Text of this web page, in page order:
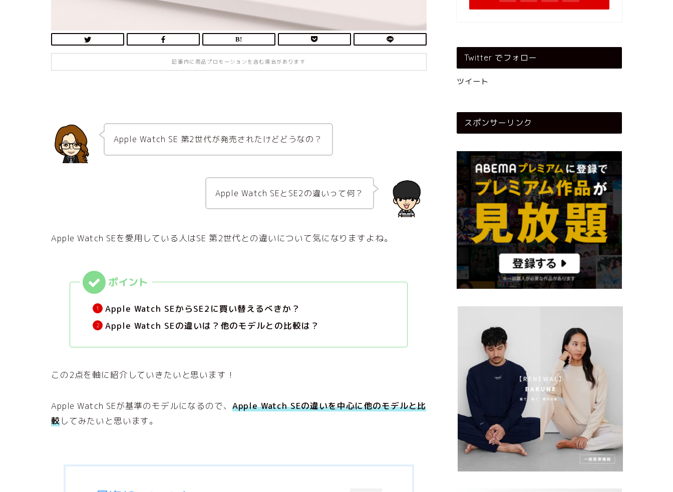
記事内に商品プロモーションを含む場合があります
Apple Watch SE 第2世代が発売されたけどどうなの？
Apple Watch SEとSE2の違いって何？
Apple Watch SEを愛用している人はSE 第2世代との違いについて気になりますよね。
Apple Watch SEからSE2に買い替えるべきか？
Apple Watch SEの違いは？他のモデルとの比較は？
この2点を軸に紹介していきたいと思います！
Apple Watch SEが基準のモデルになるので、 Apple Watch SEの違いを中心に他のモデルと比
較してみたいと思います。
Twitter でフォロー
ツイート
スポンサーリンク